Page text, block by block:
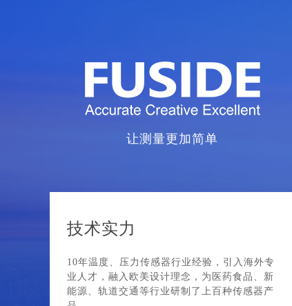
让测量更加简单
技术实力
10年温度、压力传感器行业经验，引入海外专
业人才，融入欧美设计理念，为医药食品、新
能源、轨道交通等行业研制了上百种传感器产